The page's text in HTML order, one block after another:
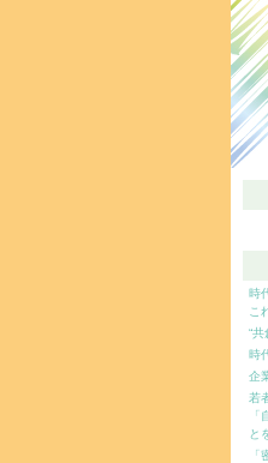
時
こ
“
時
企
若
と